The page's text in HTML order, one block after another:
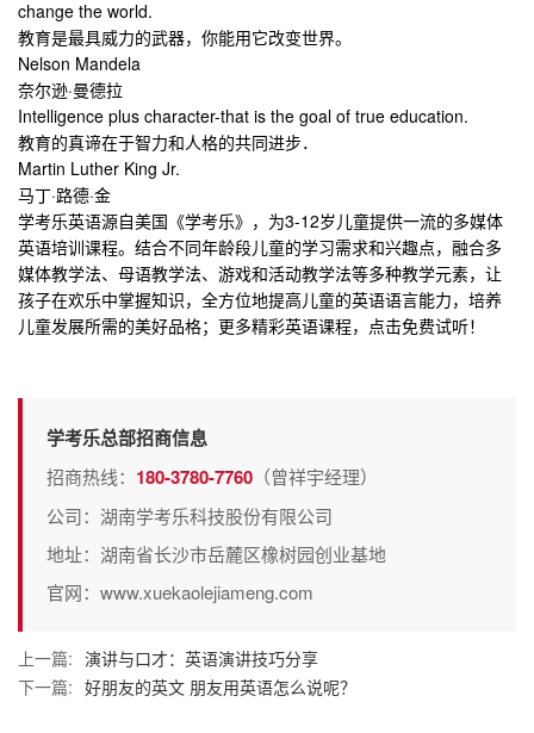
change the world.
教育是最具威力的武器，你能用它改变世界。
Nelson Mandela
奈尔逊·曼德拉
Intelligence plus character-that is the goal of true education.
教育的真谛在于智力和人格的共同进步．
Martin Luther King Jr.
马丁·路德·金
学考乐英语源自美国《学考乐》，为3-12岁儿童提供一流的多媒体
英语培训课程。结合不同年龄段儿童的学习需求和兴趣点，融合多
媒体教学法、母语教学法、游戏和活动教学法等多种教学元素，让
孩子在欢乐中掌握知识，全方位地提高儿童的英语语言能力，培养
儿童发展所需的美好品格；更多精彩英语课程，点击免费试听！
学考乐总部招商信息
招商热线： 180-3780-7760 （曾祥宇经理）
公司：湖南学考乐科技股份有限公司
地址：湖南省长沙市岳麓区橡树园创业基地
官网：www.xuekaolejiameng.com
上一篇: 演讲与口才：英语演讲技巧分享
下一篇: 好朋友的英文 朋友用英语怎么说呢？